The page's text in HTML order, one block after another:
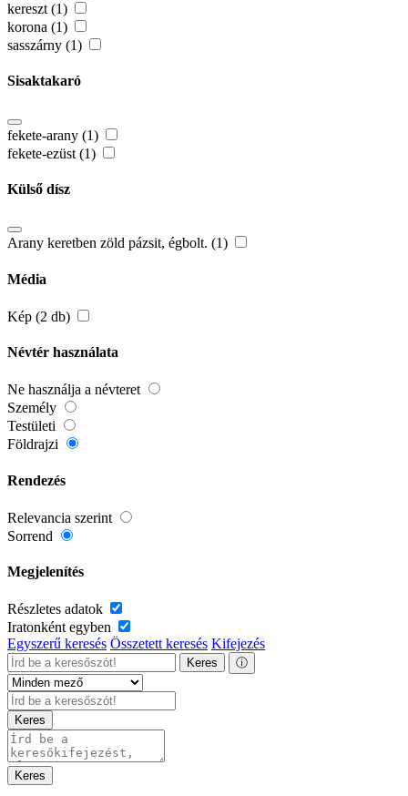
kereszt (1)
korona (1)
sasszárny (1)
Sisaktakaró
fekete-arany (1)
fekete-ezüst (1)
Külső dísz
Arany keretben zöld pázsit, égbolt. (1)
Média
Kép (2 db)
Névtér használata
Ne használja a névteret
Személy
Testületi
Földrajzi
Rendezés
Relevancia szerint
Sorrend
Megjelenítés
Részletes adatok
Iratonként egyben
Egyszerű keresés Összetett keresés Kifejezés
Keres ⓘ
Keres
Keres